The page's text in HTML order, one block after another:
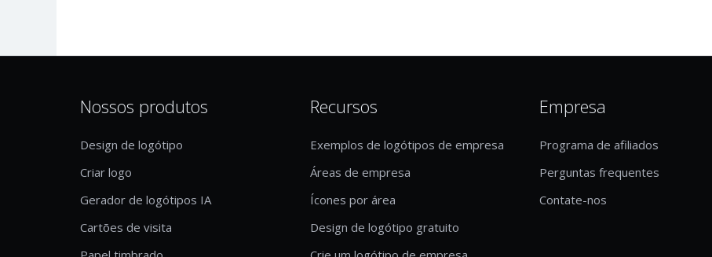
Nossos produtos
Design de logótipo
Criar logo
Gerador de logótipos IA
Cartões de visita
Recursos
Exemplos de logótipos de empresa
Áreas de empresa
Ícones por área
Design de logótipo gratuito
Empresa
Programa de afiliados
Perguntas frequentes
Contate-nos